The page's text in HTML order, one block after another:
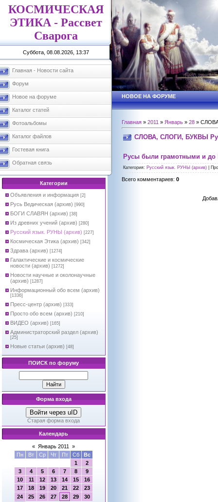
КОСМИЧЕСКАЯ
ЭТИКА - Рассвет
Сварога
Суббота, 08.08.2026, 13:37
Главная - Новости сайта
Форум
Новое на форуме
Каталог статей
Фотоальбомы
Каталог файлов
Гостевая книга
Обратная связь
Категории
Объявления и информация [2]
Русь Ведическая (архив) [990]
БОГИ СЛАВЯН (архив) [38]
Из древних учений (архив) [280]
Русский язык. РУНЫ (архив) [227]
Космическая Этика (архив) [342]
Здрава (архив) [1274]
Галактические и космические
новости (архив) [1272]
Новости научные и околонаучные
(архив) [1287]
Информационный обо всем (архив)
[1336]
Пресс-центр (архив) [333]
Просто обо всем (архив) [210]
ВИДЕО (архив) [165]
Администраторский раздел (архив)
[25]
Новые статьи (архив) [48]
ПОИСК по форуму
Форма входа
Войти через uID
Старая форма входа
Календарь
« Январь 2011
»
Пн
Вт Ср Чт Пт Сб
Вс
1
2
3
4 5 6 7 8
9
10
11 12 13 14 15
16
17
18 19 20 21 22
23
24
25 26 27 28 29
30
НОВОЕ НА ФОРУМЕ
Главная » 2011 » Январь » 28 »
СЛОВА, СЛОГИ, БУКВЫ
Русы были грамотными и до
Категория: Русский язык. РУНЫ (архив)
Всего комментариев: 0